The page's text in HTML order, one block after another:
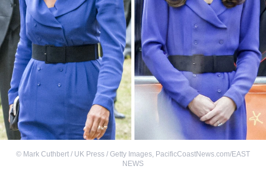
© Mark Cuthbert / UK Press / Getty Images, PacificCoastNews.com/EAST
NEWS